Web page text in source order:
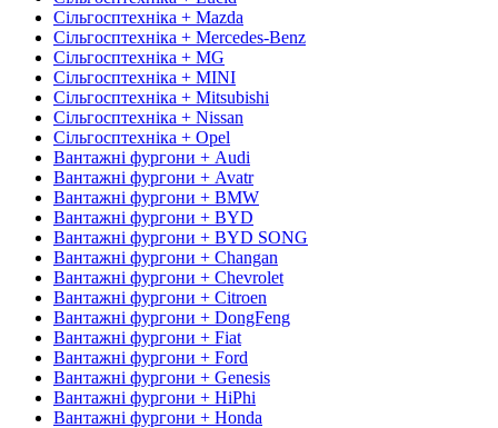
Сільгосптехніка + Mazda
Сільгосптехніка + Mercedes-Benz
Сільгосптехніка + MG
Сільгосптехніка + MINI
Сільгосптехніка + Mitsubishi
Сільгосптехніка + Nissan
Сільгосптехніка + Opel
Вантажні фургони + Audi
Вантажні фургони + Avatr
Вантажні фургони + BMW
Вантажні фургони + BYD
Вантажні фургони + BYD SONG
Вантажні фургони + Changan
Вантажні фургони + Chevrolet
Вантажні фургони + Citroen
Вантажні фургони + DongFeng
Вантажні фургони + Fiat
Вантажні фургони + Ford
Вантажні фургони + Genesis
Вантажні фургони + HiPhi
Вантажні фургони + Honda